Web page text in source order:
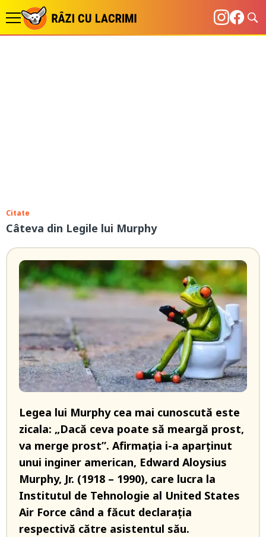
Citate
Câteva din Legile lui Murphy
Legea lui Murphy cea mai cunoscută este
zicala: „Dacă ceva poate să meargă prost,
va merge prost”. Afirmația i-a aparținut
unui inginer american, Edward Aloysius
Murphy, Jr. (1918 – 1990), care lucra la
Institutul de Tehnologie al United States
Air Force când a făcut declarația
respectivă către asistentul său.